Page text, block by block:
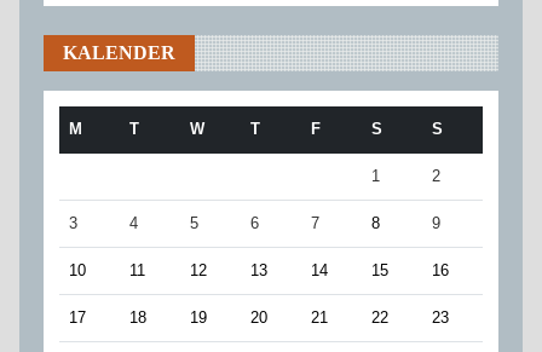
KALENDER
M T W T F S S
1 2
3 4 5 6 7 8 9
10 11 12 13 14 15 16
17 18 19 20 21 22 23